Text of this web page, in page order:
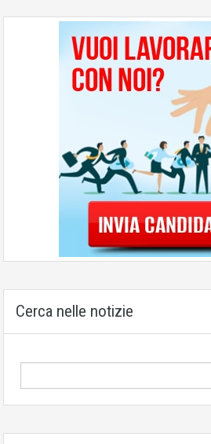
Cerca nelle notizie